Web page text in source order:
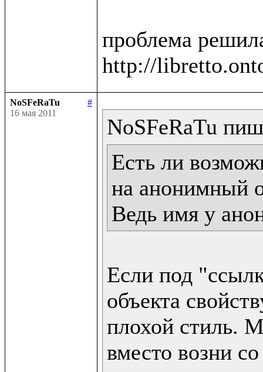
проблема
NoSFeRaTu
#
16 мая 2011
Есть ли
на анонимный
Ведь имя у
Если под
объекта
плохой стиль.
вместо возни